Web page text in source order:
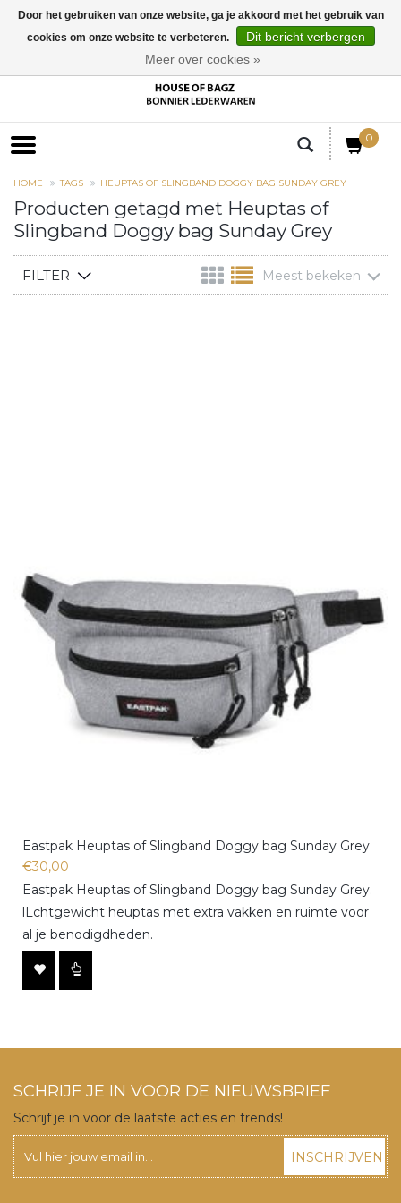
0
HOME TAGS HEUPTAS OF SLINGBAND DOGGY BAG SUNDAY GREY
Producten getagd met Heuptas of
Slingband Doggy bag Sunday Grey
FILTER Meest bekeken
Eastpak Heuptas of Slingband Doggy bag Sunday Grey
€30,00
Eastpak Heuptas of Slingband Doggy bag Sunday Grey.
lLchtgewicht heuptas met extra vakken en ruimte voor
al je benodigdheden.
SCHRIJF JE IN VOOR DE NIEUWSBRIEF
Schrijf je in voor de laatste acties en trends!
INSCHRIJVEN
Door het gebruiken van onze website, ga je akkoord met het gebruik van
cookies om onze website te verbeteren.
Dit bericht verbergen
Meer over cookies »